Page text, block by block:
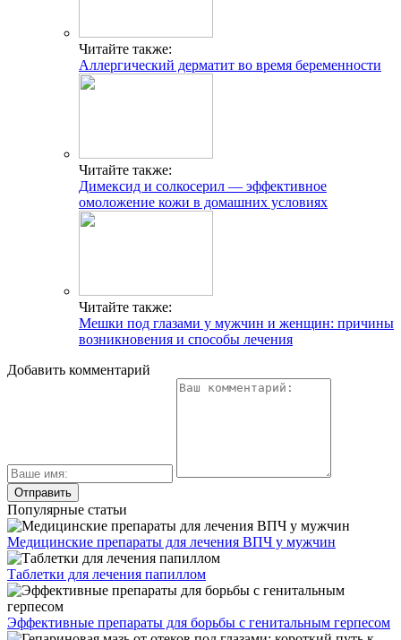
Читайте также:
Аллергический дерматит во время беременности
Читайте также:
Димексид и солкосерил — эффективное
омоложение кожи в домашних условиях
Читайте также:
Мешки под глазами у мужчин и женщин: причины
возникновения и способы лечения
Добавить комментарий
Популярные статьи
Медицинские препараты для лечения ВПЧ у мужчин
Таблетки для лечения папиллом
Эффективные препараты для борьбы с генитальным герпесом